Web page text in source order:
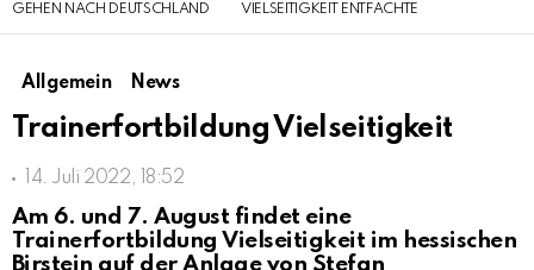
GEHEN NACH DEUTSCHLAND
VIELSEITIGKEIT ENTFACHTE
Allgemein News
Trainerfortbildung Vielseitigkeit
14. Juli 2022, 18:52
Am 6. und 7. August findet eine
Trainerfortbildung Vielseitigkeit im hessischen
Birstein auf der Anlage von Stefan